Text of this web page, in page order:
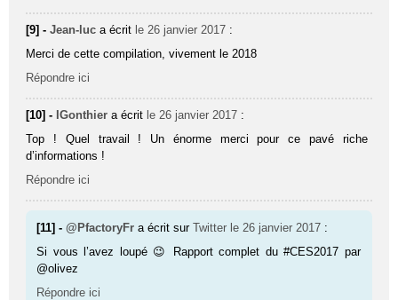
[9] -Jean-luc a écrit le 26 janvier 2017 :
Merci de cette compilation, vivement le 2018
Répondre ici
[10] - IGonthier a écrit le 26 janvier 2017 :
Top ! Quel travail ! Un énorme merci pour ce pavé riche
d’informations !
Répondre ici
[11] -@PfactoryFr a écrit surTwitter le 26 janvier 2017 :
Si vous l’avez loupé 😉 Rapport complet du #CES2017 par
@olivez
Répondre ici